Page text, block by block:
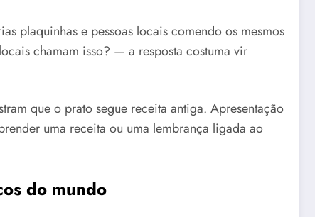
plaquinhas e pessoas locais comendo os mesmos
chamam isso? — a resposta costuma vir
que o prato segue receita antiga. Apresentação
uma receita ou uma lembrança ligada ao
do mundo